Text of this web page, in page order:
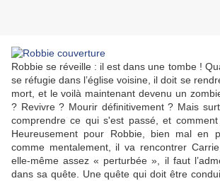
Robbie se réveille : il est dans une tombe !
se réfugie dans l’église voisine, il doit se
mort, et le voilà maintenant devenu un
? Revivre ? Mourir définitivement ? Mais
comprendre ce qui s'est passé, et
Heureusement pour Robbie, bien mal en
comme mentalement, il va rencontrer
elle-même assez « perturbée », il faut
dans sa quête. Une quête qui doit être